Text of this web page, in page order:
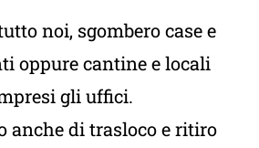
noi, sgombero case e
oppure cantine e locali
gli uffici.
anche di trasloco e ritiro